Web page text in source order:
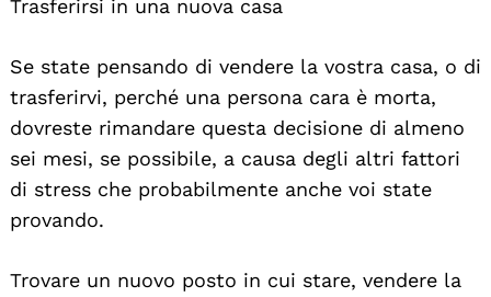
Trasferirsi in una nuova casa
Se state pensando di vendere la vostra casa, o di
trasferirvi, perché una persona cara è morta,
dovreste rimandare questa decisione di almeno
sei mesi, se possibile, a causa degli altri fattori
di stress che probabilmente anche voi state
provando.
Trovare un nuovo posto in cui stare, vendere la